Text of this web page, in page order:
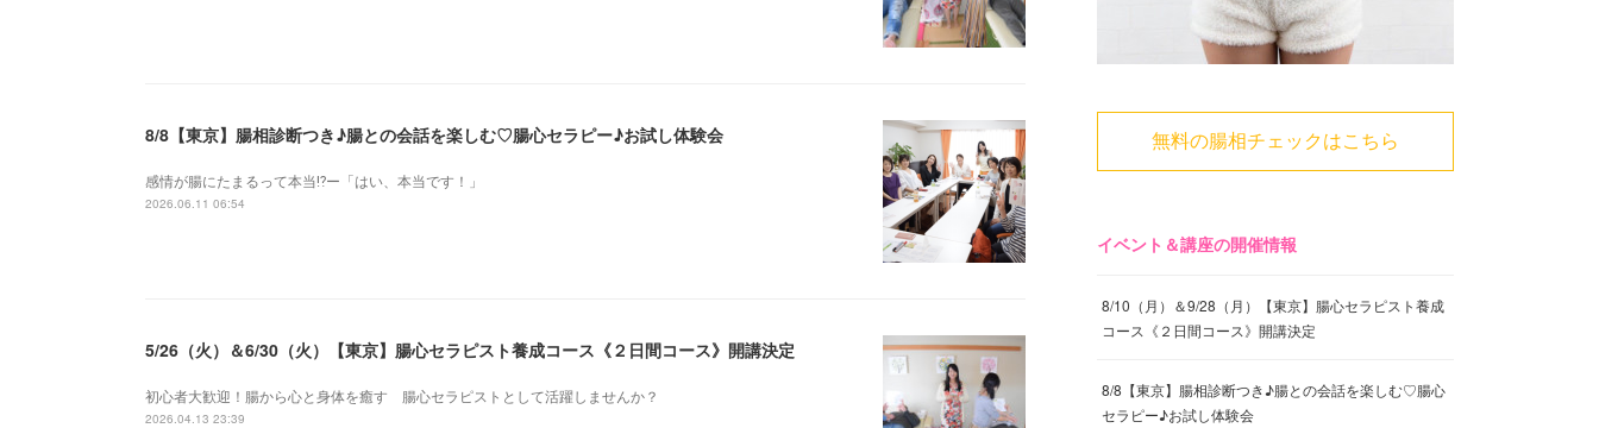
8/8【東京】腸相診断つき♪腸との会話を楽しむ♡腸心セラピー♪お試し体験会
感情が腸にたまるって本当⁉️ー「はい、本当です！」
2026.06.11 06:54
5/26（火）＆6/30（火）【東京】腸心セラピスト養成コース《２日間コース》開講決定
初心者大歓迎！腸から心と身体を癒す 腸心セラピストとして活躍しませんか？
2026.04.13 23:39
無料の腸相チェックはこちら
イベント＆講座の開催情報
8/10（月）＆9/28（月）【東京】腸心セラピスト養成
コース《２日間コース》開講決定
8/8【東京】腸相診断つき♪腸との会話を楽しむ♡腸心
セラピー♪お試し体験会